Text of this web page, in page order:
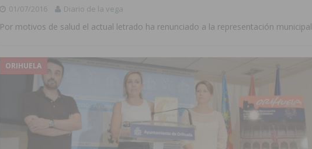
01/07/2016 Diario de la vega
Por motivos de salud el actual letrado ha renunciado a la representación municipal
ORIHUELA